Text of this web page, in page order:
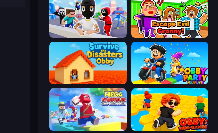
Escape Evil Granny!
Survive the Disasters: Obby Obby Party Multiplayer
Mega Parkour: Obby Escape Run Obby: Mini-Games